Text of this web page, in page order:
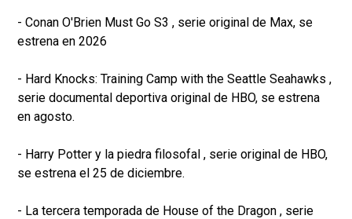
- Conan O'Brien Must Go S3 , serie original de Max, se
estrena en 2026
- Hard Knocks: Training Camp with the Seattle Seahawks ,
serie documental deportiva original de HBO, se estrena
en agosto.
- Harry Potter y la piedra filosofal , serie original de HBO,
se estrena el 25 de diciembre.
- La tercera temporada de House of the Dragon , serie